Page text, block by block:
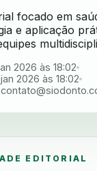
focado em
e aplicação
2026 às 18:02
2026 às 18:02
EDITORIAL